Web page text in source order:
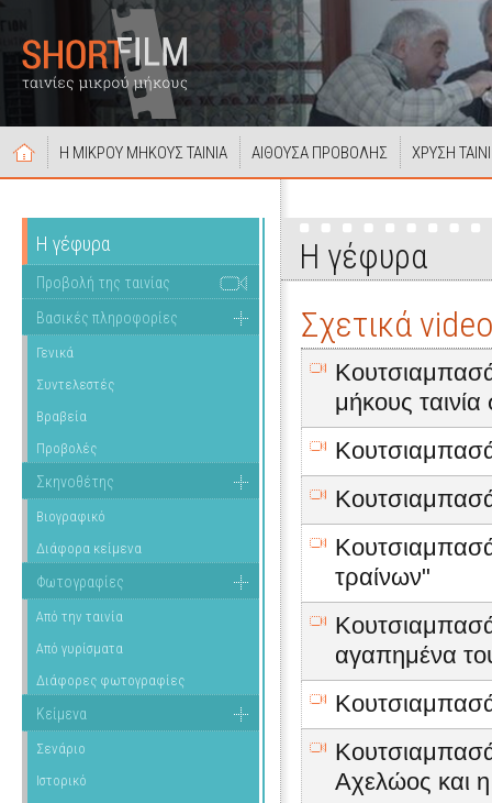
Η ΜΙΚΡΟΥ ΜΗΚΟΥΣ ΤΑΙΝΙΑ ΑΙΘΟΥΣΑ ΠΡΟΒΟΛΗΣ ΧΡΥΣΗ
Η γέφυρα
Προβολή της ταινίας
Βασικές πληροφορίες
Γενικά
Συντελεστές
Βραβεία
Προβολές
Σκηνοθέτης
Βιογραφικό
Διάφορα κείμενα
Φωτογραφίες
Από την ταινία
Από γυρίσματα
Διάφορες φωτογραφίες
Κείμενα
Σενάριο
Ιστορικό
Η γέφυρα
Σχετικά video
μήκους
τραίνων"
αγαπημένα
Αχελώος και η